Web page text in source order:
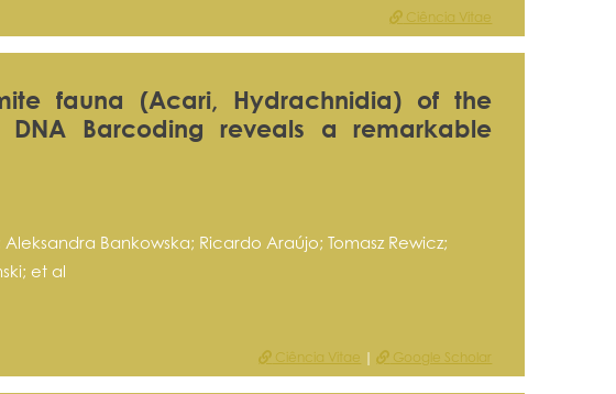
Ciência Vitae
fauna (Acari, Hydrachnidia) of the
Barcoding reveals a remarkable
Bankowska; Ricardo Araújo; Tomasz Rewicz;
et al
Ciência Vitae | Google Scholar